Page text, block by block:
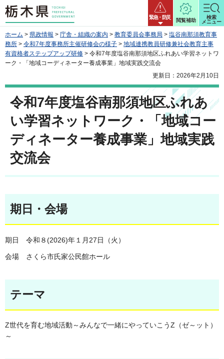
栃木県 緊急・防災
閲覧補助
検索
メニュー
ホーム > 県政情報 > 庁舎・組織の案内 > 教育委員会事務局 > 塩谷南那須教育事
務所 > 令和7年度事務所主催研修会の様子 > 地域連携教員研修兼社会教育主事
有資格者ステップアップ研修 > 令和7年度塩谷南那須地区ふれあい学習ネットワ
ーク・「地域コーディネーター養成事業」地域実践交流会
更新日：2026年2月10日
令和7年度塩谷南那須地区ふれあ
い学習ネットワーク・「地域コー
ディネーター養成事業」地域実践
交流会
期日・会場
期日 令和８(2026)年１月27日（火）
会場 さくら市氏家公民館ホール
テーマ
Z世代を育む地域活動～みんなで一緒にやっていこうZ（ゼ～ット）
～